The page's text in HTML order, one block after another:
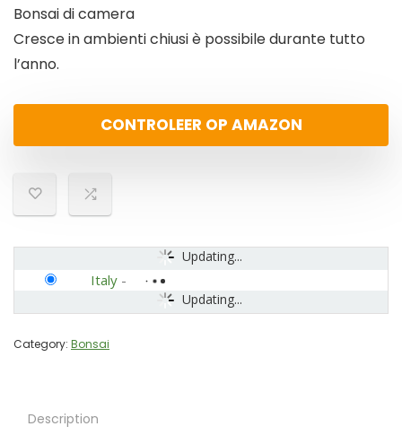
Bonsai di camera
Cresce in ambienti chiusi è possibile durante tutto
l’anno.
CONTROLEER OP AMAZON
Updating...
Updating...
Italy -
Category: Bonsai
Description